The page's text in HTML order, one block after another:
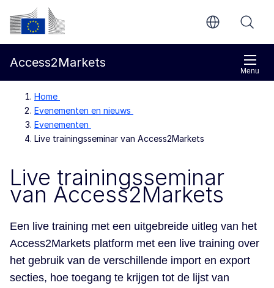
Direct naar de inhoud
Europese Commissie
Menu
Access2Markets
Home
Evenementen en nieuws
Evenementen
Live trainingsseminar van Access2Markets
Live trainingsseminar
van Access2Markets
Een live training met een uitgebreide uitleg van het
Access2Markets platform met een live training over
het gebruik van de verschillende import en export
secties, hoe toegang te krijgen tot de lijst van